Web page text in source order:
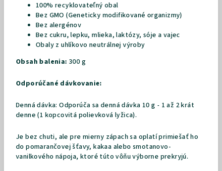
100% recyklovateľný obal
Bez GMO (Geneticky modifikované organizmy)
Bez alergénov
Bez cukru, lepku, mlieka, laktózy, sóje a vajec
Obaly z uhlíkovo neutrálnej výroby
Obsah balenia: 300 g
Odporúčané dávkovanie:
Denná dávka: Odporúča sa denná dávka 10 g - 1 až 2 krát
denne (1 kopcovitá polievková lyžica).
Je bez chuti, ale pre mierny zápach sa oplatí primiešať ho
do pomarančovej šťavy, kakaa alebo smotanovo-
vanilkového nápoja, ktoré túto vôňu výborne prekryjú.